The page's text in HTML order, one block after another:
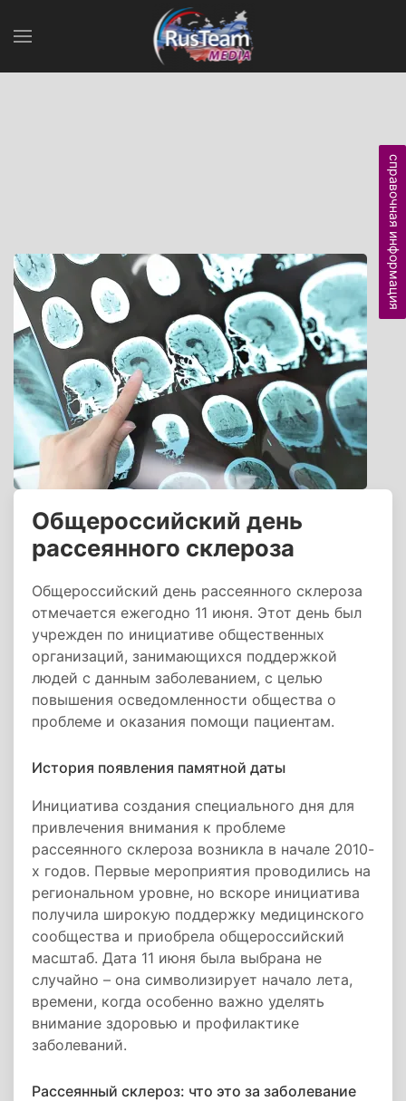
Общероссийский день
рассеянного склероза
Общероссийский день рассеянного склероза
отмечается ежегодно 11 июня. Этот день был
учрежден по инициативе общественных
организаций, занимающихся поддержкой
людей с данным заболеванием, с целью
повышения осведомленности общества о
проблеме и оказания помощи пациентам.
История появления памятной даты
Инициатива создания специального дня для
привлечения внимания к проблеме
рассеянного склероза возникла в начале 2010-
х годов. Первые мероприятия проводились на
региональном уровне, но вскоре инициатива
получила широкую поддержку медицинского
сообщества и приобрела общероссийский
масштаб. Дата 11 июня была выбрана не
случайно – она символизирует начало лета,
времени, когда особенно важно уделять
внимание здоровью и профилактике
заболеваний.
Рассеянный склероз: что это за заболевание
справочная информация